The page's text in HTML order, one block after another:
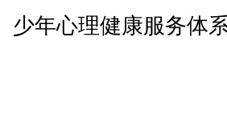
少年心理健康服务体